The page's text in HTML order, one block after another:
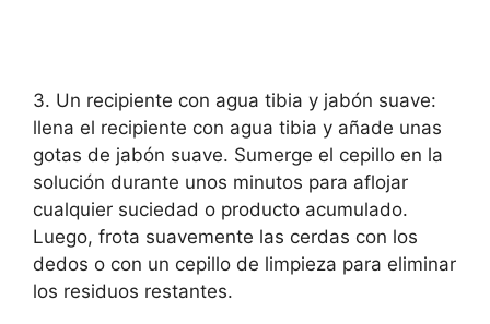
3. Un recipiente con agua tibia y jabón suave:
llena el recipiente con agua tibia y añade unas
gotas de jabón suave. Sumerge el cepillo en la
solución durante unos minutos para aflojar
cualquier suciedad o producto acumulado.
Luego, frota suavemente las cerdas con los
dedos o con un cepillo de limpieza para eliminar
los residuos restantes.